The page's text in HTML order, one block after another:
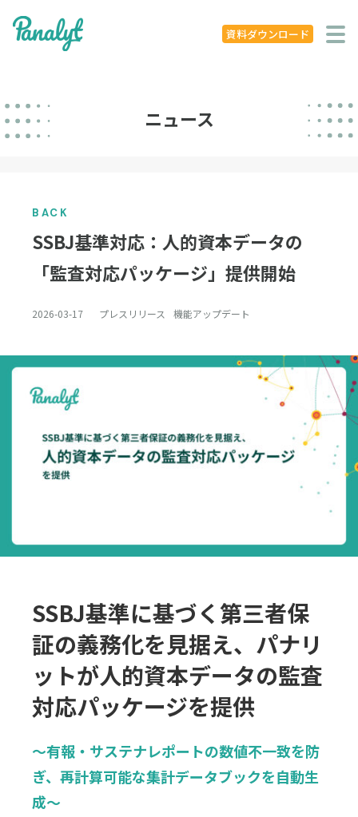
資料ダウンロード
システム特徴
ニュース
お役立ち記事
採用
お問合せ
English
ニュース
BACK
SSBJ基準対応：人的資本データの
「監査対応パッケージ」提供開始
2026-03-17 プレスリリース 機能アップデート
SSBJ基準に基づく第三者保
証の義務化を見据え、パナリ
ットが人的資本データの監査
対応パッケージを提供
〜有報・サステナレポートの数値不一致を防
ぎ、再計算可能な集計データブックを自動生
成〜